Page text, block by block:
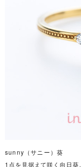
sunny（サニー） 葵
1点を見据えて咲く向日葵。